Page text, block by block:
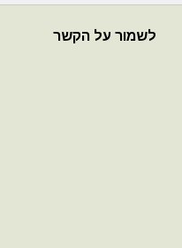
לשמור על הקשר